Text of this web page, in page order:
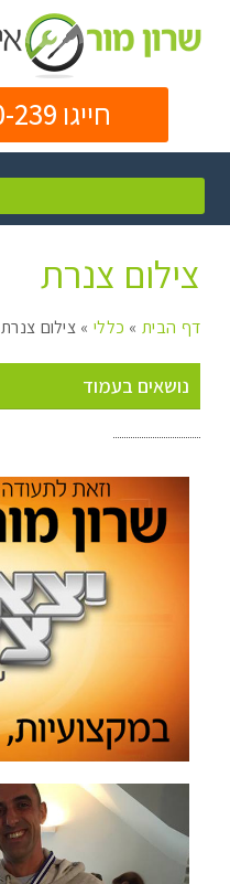
חייגו 072-33-80-239
צילום צנרת
דף הבית» כללי » צילום צנרת
נושאים בעמוד